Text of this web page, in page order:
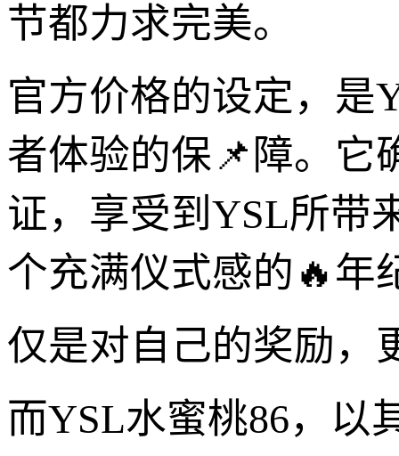
节都力求完美。
官方价格的设定，是
者体验的保📌障。它
证，享受到YSL所带
个充满仪式感的🔥年
仅是对自己的奖励，
而YSL水蜜桃86，以